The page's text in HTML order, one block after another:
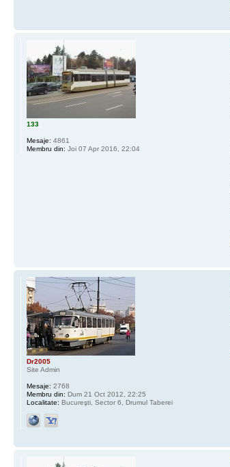
133
Mesaje: 4861
Membru din: Joi 07 Apr 2016, 22:04
Dr2005
Site Admin
Mesaje: 2768
Membru din: Dum 21 Oct 2012, 22:25
Localitate: Bucureşti, Sector 6, Drumul Taberei